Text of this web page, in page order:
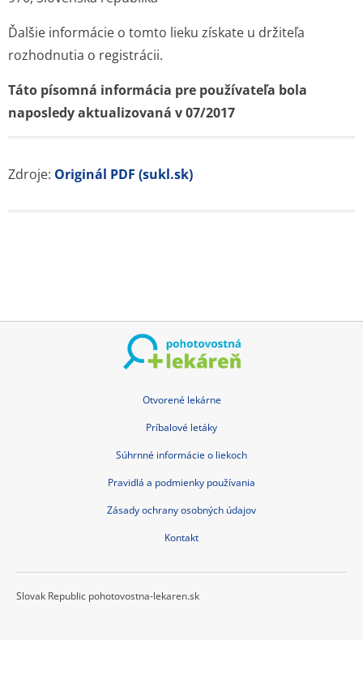
Ďalšie informácie o tomto lieku získate u držiteľa
rozhodnutia o registrácii.
Táto písomná informácia pre používateľa bola
naposledy aktualizovaná v 07/2017
Zdroje: Originál PDF (sukl.sk)
Otvorené lekárne
Príbalové letáky
Súhrnné informácie o liekoch
Pravidlá a podmienky používania
Zásady ochrany osobných údajov
Kontakt
Slovak Republic pohotovostna-lekaren.sk